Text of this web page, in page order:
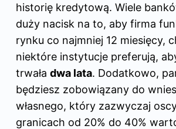
historię kredytową. Wiele
duży nacisk na to, aby firma
rynku co najmniej 12 miesięcy,
niektóre instytucje preferują,
trwała dwa lata. Dodatkowo,
będziesz zobowiązany do
własnego, który zazwyczaj
granicach od 20% do 40%